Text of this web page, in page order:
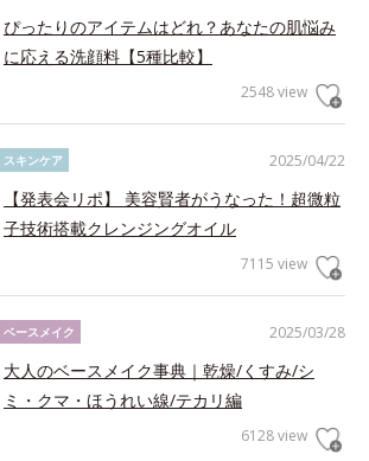
ぴったりのアイテムはどれ？あなたの肌悩み
に応える洗顔料【5種比較】
2548 view
2025/04/22
スキンケア
【発表会リポ】 美容賢者がうなった！超微粒
子技術搭載クレンジングオイル
7115 view
2025/03/28
ベースメイク
大人のベースメイク事典｜乾燥/くすみ/シ
ミ・クマ・ほうれい線/テカリ編
6128 view